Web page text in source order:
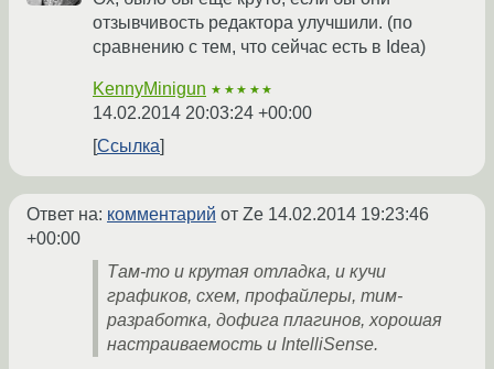
отзывчивость редактора улучшили. (по
сравнению с тем, что сейчас есть в Idea)
KennyMinigun ★★★★★
14.02.2014 20:03:24 +00:00
Ссылка
Ответ на: комментарий от Ze 14.02.2014 19:23:46
+00:00
Там-то и крутая отладка, и кучи
графиков, схем, профайлеры, тим-
разработка, дофига плагинов, хорошая
настраиваемость и IntelliSense.